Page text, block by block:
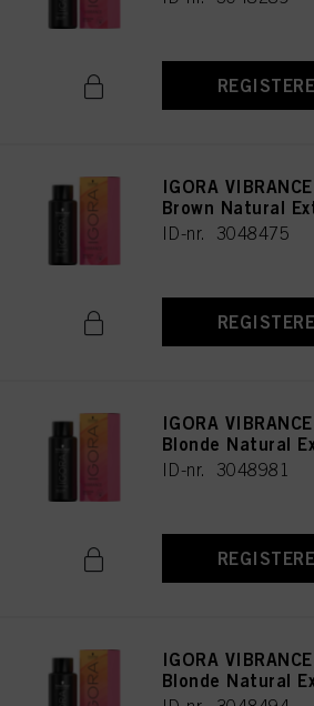
IGORA
Brown Natural
ID-nr. 3048475
IGORA
Blonde Natural
ID-nr. 3048981
IGORA
Blonde Natural